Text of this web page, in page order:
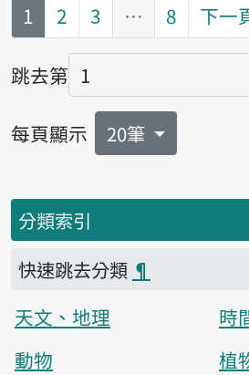
第
1 2 3 … 8 下一
跳去第
頁碼
每頁顯示 20筆
分類索引
快速跳去分類 ¶
天文、地理
時
動物
植